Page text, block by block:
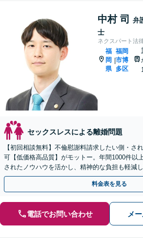
中村 司
弁
士
ネクスパート法
福
岡
県
|
福岡
市博
多区
セックスレスによる離婚問題
【初回相談無料】不倫慰謝料請求したい側・さ
可【低価格高品質】がモットー。年間1000件以
されたノウハウを活かし、精神的な負担も軽減
目指します。【休日・夜間相談あり】【ビデオ
料金表を見る
電話でお問い合わせ メ